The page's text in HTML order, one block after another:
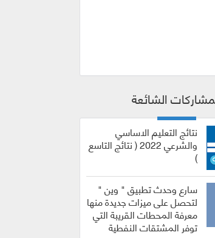
الشائعة
نتائج التعليم الاساسي
والشرعي 2022 ( نتائج التاسع
)
سارع وحدث تطبيق " وين "
لتحصل على ميزات جديدة منها
معرفة المحطات القريبة التي
توفر المشتقات النفطية